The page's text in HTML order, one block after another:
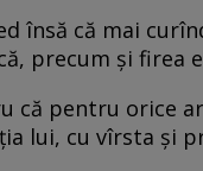
însă că mai
precum şi firea
că pentru orice
lui, cu vîrsta şi